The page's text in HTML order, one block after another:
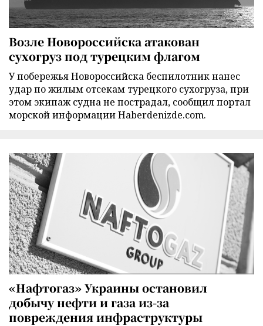
Возле Новороссийска атакован
сухогруз под турецким флагом
У побережья Новороссийска беспилотник нанес
удар по жилым отсекам турецкого сухогруза, при
этом экипаж судна не пострадал, сообщил портал
морской информации Haberdenizde.com.
«Нафтогаз» Украины остановил
добычу нефти и газа из-за
повреждения инфраструктуры